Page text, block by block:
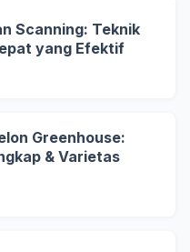
Scanning: Teknik
yang Efektif
Greenhouse:
& Varietas